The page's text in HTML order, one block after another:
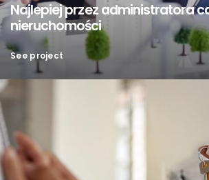
Najlepiej przez administratora
nieruchomości
See project